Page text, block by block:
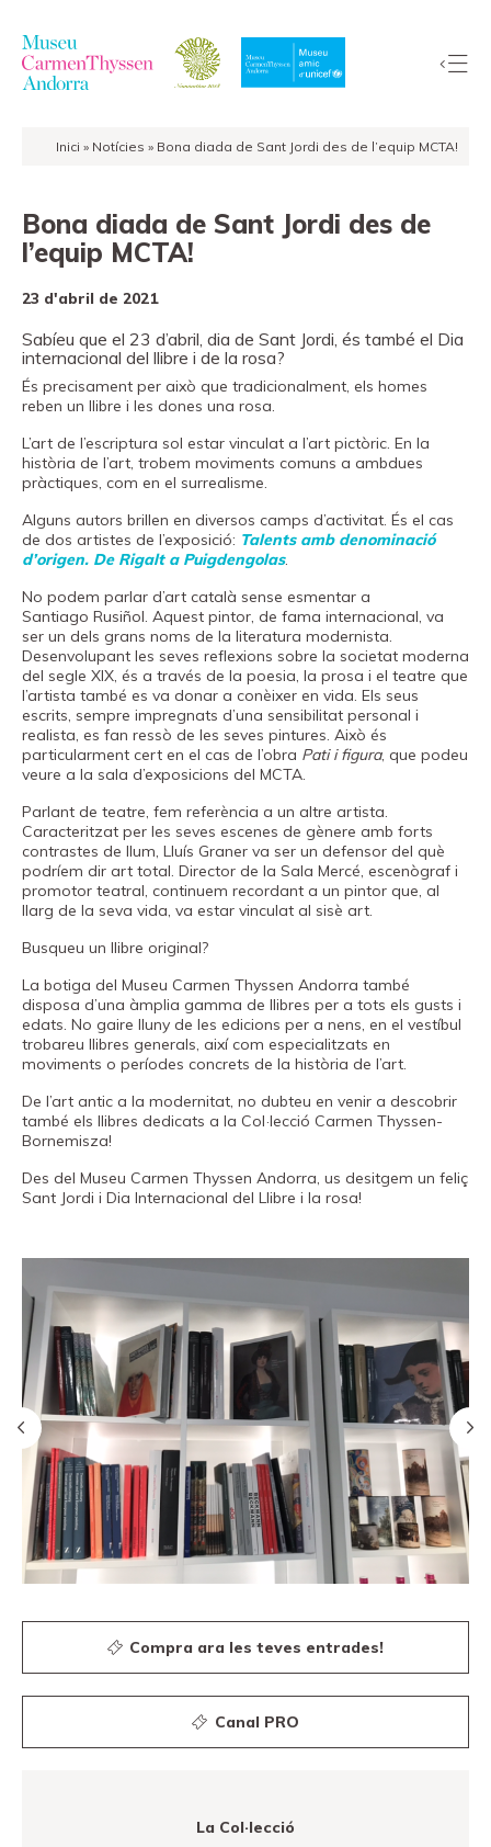
Inici » Notícies » Bona diada de Sant Jordi des de l’equip MCTA!
Bona diada de Sant Jordi des de
l’equip MCTA!
23 d'abril de 2021
Sabíeu que el 23 d’abril, dia de Sant Jordi, és també el Dia
internacional del llibre i de la rosa?
És precisament per això que tradicionalment, els homes
reben un llibre i les dones una rosa.
L’art de l’escriptura sol estar vinculat a l’art pictòric. En la
història de l’art, trobem moviments comuns a ambdues
pràctiques, com en el surrealisme.
Alguns autors brillen en diversos camps d’activitat. És el cas
de dos artistes de l’exposició: Talents amb denominació
d’origen. De Rigalt a Puigdengolas.
No podem parlar d’art català sense esmentar a
Santiago Rusiñol. Aquest pintor, de fama internacional, va
ser un dels grans noms de la literatura modernista.
Desenvolupant les seves reflexions sobre la societat moderna
del segle XIX, és a través de la poesia, la prosa i el teatre que
l’artista també es va donar a conèixer en vida. Els seus
escrits, sempre impregnats d’una sensibilitat personal i
realista, es fan ressò de les seves pintures. Això és
particularment cert en el cas de l’obra Pati i figura, que podeu
veure a la sala d’exposicions del MCTA.
Parlant de teatre, fem referència a un altre artista.
Caracteritzat per les seves escenes de gènere amb forts
contrastes de llum, Lluís Graner va ser un defensor del què
podríem dir art total. Director de la Sala Mercé, escenògraf i
promotor teatral, continuem recordant a un pintor que, al
llarg de la seva vida, va estar vinculat al sisè art.
Busqueu un llibre original?
La botiga del Museu Carmen Thyssen Andorra també
disposa d’una àmplia gamma de llibres per a tots els gusts i
edats. No gaire lluny de les edicions per a nens, en el vestíbul
trobareu llibres generals, així com especialitzats en
moviments o períodes concrets de la història de l’art.
De l’art antic a la modernitat, no dubteu en venir a descobrir
també els llibres dedicats a la Col·lecció Carmen Thyssen-
Bornemisza!
Des del Museu Carmen Thyssen Andorra, us desitgem un feliç
Sant Jordi i Dia Internacional del Llibre i la rosa!
Compra ara les teves entrades!
Canal PRO
La Col·lecció
El
Museu
Exposicions
Visites
EduCarmenThyssen
Activitats
Notícies
Botiga
Fundació
Museand
Amics
del
museu
Patrocinadors
Contacte
Localització
Français
Español
English
Entrades
Canal PRO